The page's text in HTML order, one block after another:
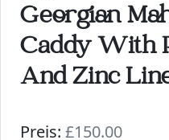
Georgian
Caddy With
And Zinc
Preis: £150.00